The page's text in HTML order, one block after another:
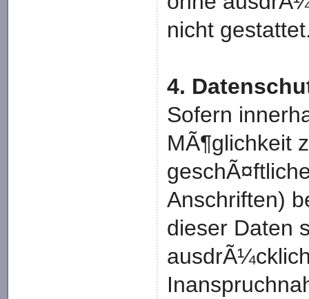
nicht
4.
Sofern
MÃ¶glichkeit
Anschriften)
dieser Daten